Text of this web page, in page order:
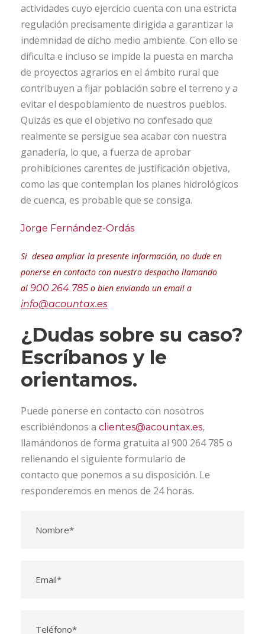
actividades cuyo ejercicio cuenta con una estricta
regulación precisamente dirigida a garantizar la
indemnidad de dicho medio ambiente. Con ello se
dificulta e incluso se impide la puesta en marcha
de proyectos agrarios en el ámbito rural que
contribuyen a fijar población sobre el terreno y a
evitar el despoblamiento de nuestros pueblos.
Quizás es que el objetivo no confesado que
realmente se persigue sea acabar con nuestra
ganadería, lo que, a fuerza de aprobar
prohibiciones carentes de justificación objetiva,
como las que contemplan los planes hidrológicos
de cuenca, es probable que se consiga.
Jorge Fernández-Ordás
Si desea ampliar la presente información, no dude en
ponerse en contacto con nuestro despacho llamando
al 900 264 785o bien enviando un email a
info@acountax.es
¿Dudas sobre su caso?
Escríbanos y le
orientamos.
Puede ponerse en contacto con nosotros
escribiéndonos a clientes@acountax.es,
llamándonos de forma gratuita al 900 264 785 o
rellenando el siguiente formulario de
contacto que ponemos a su disposición. Le
responderemos en menos de 24 horas.